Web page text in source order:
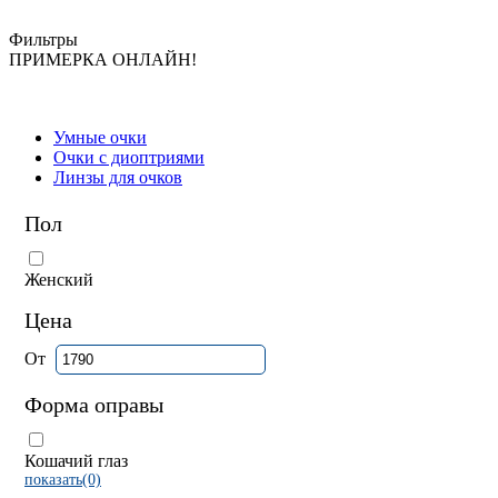
Фильтры
ПРИМЕРКА ОНЛАЙН!
Умные очки
Очки с диоптриями
Линзы для очков
Пол
Женский
Цена
От
Форма оправы
Кошачий глаз
показать(0)